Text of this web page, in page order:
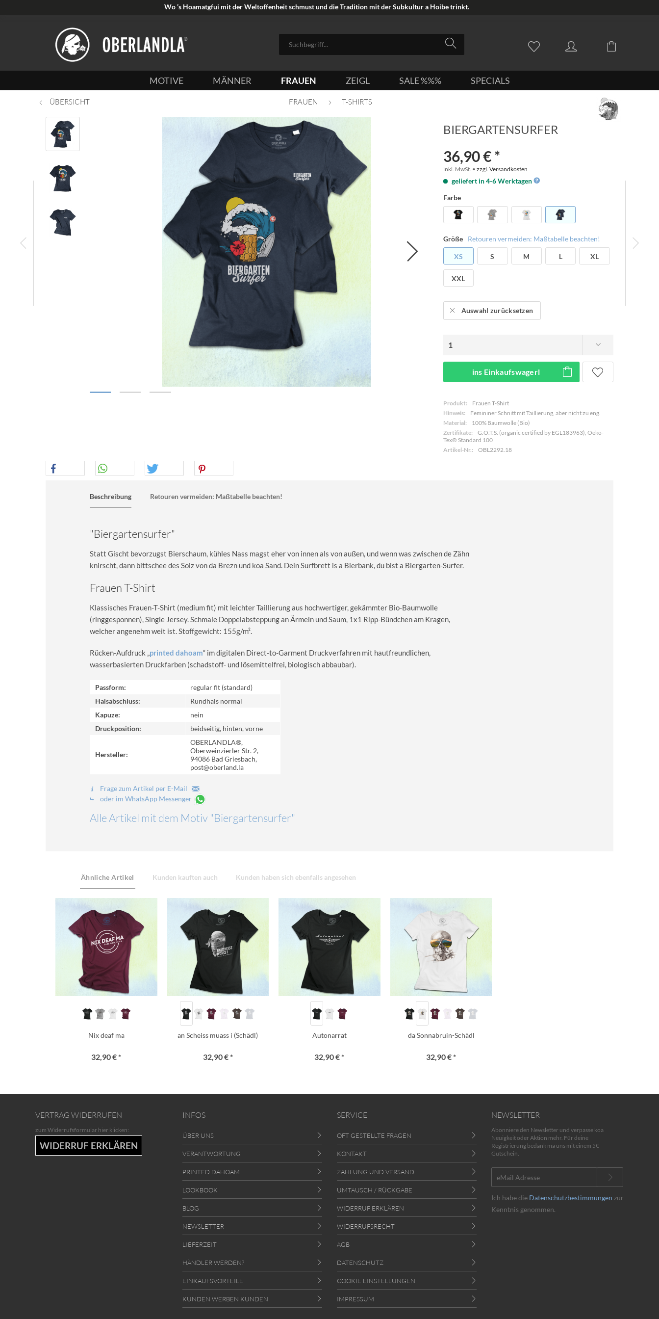
Wo ’s Hoamatgfui mit der Weltoffenheit schmust und die Tradition mit der Subkultur a Hoibe trinkt.
MOTIVE MÄNNER FRAUEN ZEIGL SALE %%% SPECIALS
ÜBERSICHT FRAUEN T-SHIRTS
BIERGARTENSURFER
36,90 € *
inkl. MwSt. • zzgl. Versandkosten
geliefert in 4-6 Werktagen
Farbe
Größe Retouren vermeiden: Maßtabelle beachten!
XS S M L XL
XXL
Auswahl zurücksetzen
ins Einkaufswagerl
Produkt:
Frauen T-Shirt
Hinweis:
Femininer Schnitt mit Taillierung, aber nicht zu eng.
Material:
100% Baumwolle (Bio)
Zertifikate:
G.O.T.S. (organic certified by EGL183963), Oeko-
Tex® Standard 100
Artikel-Nr.:
OBL2292.18
Beschreibung Retouren vermeiden: Maßtabelle beachten!
"Biergartensurfer"
Statt Gischt bevorzugst Bierschaum, kühles Nass magst eher von innen als von außen, und wenn was zwischen de Zähn
knirscht, dann bittschee des Soiz von da Brezn und koa Sand. Dein Surfbrett is a Bierbank, du bist a Biergarten-Surfer.
Frauen T-Shirt
Klassisches Frauen-T-Shirt (medium fit) mit leichter Taillierung aus hochwertiger, gekämmter Bio-Baumwolle
(ringgesponnen), Single Jersey. Schmale Doppelabsteppung an Ärmeln und Saum, 1x1 Ripp-Bündchen am Kragen,
welcher angenehm weit ist. Stoffgewicht: 155g/m².
Rücken-Aufdruck „printed dahoam“ im digitalen Direct-to-Garment Druckverfahren mit hautfreundlichen,
wasserbasierten Druckfarben (schadstoff- und lösemittelfrei, biologisch abbaubar).
Passform:
regular fit (standard)
Halsabschluss:
Rundhals normal
Kapuze:
nein
Druckposition:
beidseitig, hinten, vorne
Hersteller:
OBERLANDLA®,
Oberweinzierler Str. 2,
94086 Bad Griesbach,
post@oberland.la
Frage zum Artikel per E-Mail
oder im WhatsApp Messenger
Alle Artikel mit dem Motiv "Biergartensurfer"
Ähnliche Artikel Kunden kauften auch Kunden haben sich ebenfalls angesehen
Nix deaf ma
32,90 € *
an Scheiss muass i (Schädl)
32,90 € *
Autonarrat
32,90 € *
da Sonnabruin-Schädl
32,90 € *
VERTRAG WIDERRUFEN
zum Widerrufsformular hier klicken:
WIDERRUF ERKLÄREN
INFOS
ÜBER UNS
VERANTWORTUNG
PRINTED DAHOAM
LOOKBOOK
BLOG
NEWSLETTER
LIEFERZEIT
HÄNDLER WERDEN?
EINKAUFSVORTEILE
KUNDEN WERBEN KUNDEN
SERVICE
OFT GESTELLTE FRAGEN
KONTAKT
ZAHLUNG UND VERSAND
UMTAUSCH / RÜCKGABE
WIDERRUF ERKLÄREN
WIDERRUFSRECHT
AGB
DATENSCHUTZ
COOKIE EINSTELLUNGEN
IMPRESSUM
NEWSLETTER
Abonniere den Newsletter und verpasse koa
Neuigkeit oder Aktion mehr. Für deine
Registrierung bedank ma uns mit einem 5€
Gutschein.
Ich habe die Datenschutzbestimmungen zur
Kenntnis genommen.